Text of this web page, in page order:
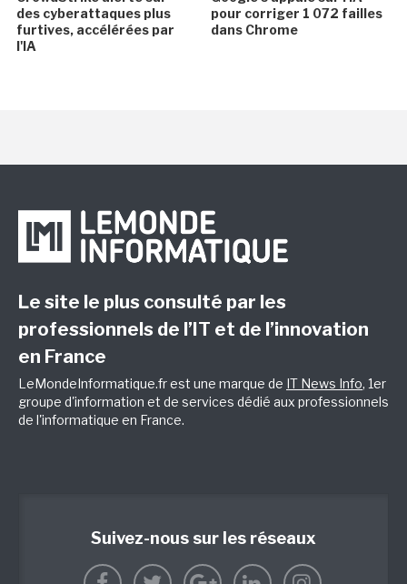
des cyberattaques plus
furtives, accélérées par
l'IA
pour corriger 1 072 failles
dans Chrome
Le site le plus consulté par les
professionnels de l’IT et de l’innovation
en France
LeMondeInformatique.fr est une marque de IT News Info, 1er
groupe d'information et de services dédié aux professionnels
de l'informatique en France.
Suivez-nous sur les réseaux